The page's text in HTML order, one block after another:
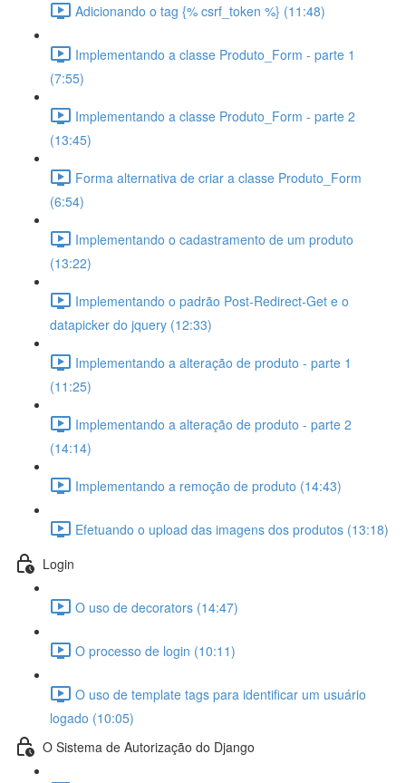
Adicionando o tag {% csrf_token %} (11:48)
Implementando a classe Produto_Form - parte 1
(7:55)
Implementando a classe Produto_Form - parte 2
(13:45)
Forma alternativa de criar a classe Produto_Form
(6:54)
Implementando o cadastramento de um produto
(13:22)
Implementando o padrão Post-Redirect-Get e o
datapicker do jquery (12:33)
Implementando a alteração de produto - parte 1
(11:25)
Implementando a alteração de produto - parte 2
(14:14)
Implementando a remoção de produto (14:43)
Efetuando o upload das imagens dos produtos (13:18)
Login
O uso de decorators (14:47)
O processo de login (10:11)
O uso de template tags para identificar um usuário
logado (10:05)
O Sistema de Autorização do Django